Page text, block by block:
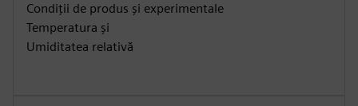
Condiții de produs și experimentale
Temperatura și
Umiditatea relativă